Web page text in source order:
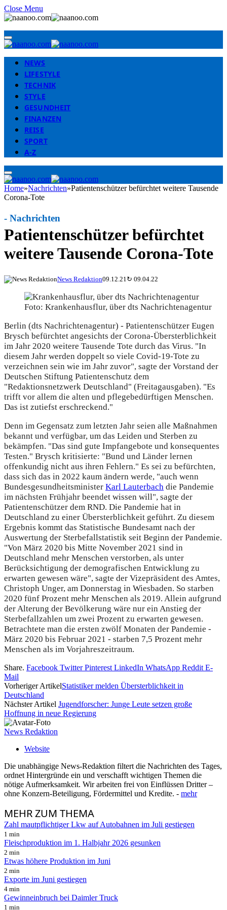
Close Menu
NEWS
LIFESTYLE
TECHNIK
STYLE
GESUNDHEIT
FINANZEN
REISE
SPORT
A-Z
Home»Nachrichten»Patientenschützer befürchtet weitere Tausende
Corona-Tote
Patientenschützer befürchtet
weitere Tausende Corona-Tote
- Nachrichten
News Redaktion09.12.21 ↻ 09.04.22
Foto: Krankenhausflur, über dts Nachrichtenagentur
Berlin (dts Nachrichtenagentur) - Patientenschützer Eugen
Brysch befürchtet angesichts der Corona-Übersterblichkeit
im Jahr 2020 weitere Tausende Tote durch das Virus. "In
diesem Jahr werden doppelt so viele Covid-19-Tote zu
verzeichnen sein wie im Jahr zuvor", sagte der Vorstand der
Deutschen Stiftung Patientenschutz dem
"Redaktionsnetzwerk Deutschland" (Freitagausgaben). "Es
trifft vor allem die alten und pflegebedürftigen Menschen.
Das ist zutiefst erschreckend."
Denn im Gegensatz zum letzten Jahr seien alle Maßnahmen
bekannt und verfügbar, um das Leiden und Sterben zu
bekämpfen. "Das sind gute Impfangebote und konsequentes
Testen." Brysch kritisierte: "Bund und Länder lernen
offenkundig nicht aus ihren Fehlern." Es sei zu befürchten,
dass sich das in 2022 kaum ändern werde, "auch wenn
Bundesgesundheitsminister Karl Lauterbach die Pandemie
im nächsten Frühjahr beendet wissen will", sagte der
Patientenschützer dem RND. Die Pandemie hat in
Deutschland zu einer Übersterblichkeit geführt. Zu diesem
Ergebnis kommt das Statistische Bundesamt nach der
Auswertung der Sterbefallstatistik seit Beginn der Pandemie.
"Von März 2020 bis Mitte November 2021 sind in
Deutschland mehr Menschen verstorben, als unter
Berücksichtigung der demografischen Entwicklung zu
erwarten gewesen wäre", sagte der Vizepräsident des Amtes,
Christoph Unger, am Donnerstag in Wiesbaden. So starben
2020 fünf Prozent mehr Menschen als 2019. Allein aufgrund
der Alterung der Bevölkerung wäre nur ein Anstieg der
Sterbefallzahlen um zwei Prozent zu erwarten gewesen.
Betrachtete man die ersten zwölf Monaten der Pandemie -
März 2020 bis Februar 2021 - starben 7,5 Prozent mehr
Menschen als im Vorjahreszeitraum.
Share. Facebook Twitter Pinterest LinkedIn WhatsApp Reddit E-
Mail
Vorheriger ArtikelStatistiker melden Übersterblichkeit in
Deutschland
Nächster Artikel Jugendforscher: Junge Leute setzen große
Hoffnung in neue Regierung
News Redaktion
Website
Die unabhängige News-Redaktion filtert die Nachrichten des Tages,
ordnet Hintergründe ein und verschafft wichtigen Themen die
nötige Aufmerksamkeit. Wir arbeiten frei von Einflüssen Dritter –
ohne Konzern-Beteiligung, Fördermittel und Kredite. - mehr
MEHRZUM THEMA
Zahl mautpflichtiger Lkw auf Autobahnen im Juli gestiegen
1 min
Fleischproduktion im 1. Halbjahr 2026 gesunken
2 min
Etwas höhere Produktion im Juni
2 min
Exporte im Juni gestiegen
4 min
Gewinneinbruch bei Daimler Truck
1 min